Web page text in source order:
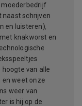
moederbedrijf
naast schrijven
en luisteren),
knakworst en
hoogte van alle
en weet onze
weer van
is hij op de